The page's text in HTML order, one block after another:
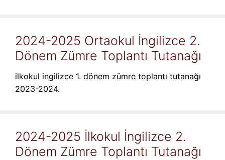
2024-2025 Ortaokul İngilizce 2.
Dönem Zümre Toplantı Tutanağı
ilkokul ingilizce 1. dönem zümre toplantı tutanağı
2023-2024.
2024-2025 İlkokul İngilizce 2.
Dönem Zümre Toplantı Tutanağı